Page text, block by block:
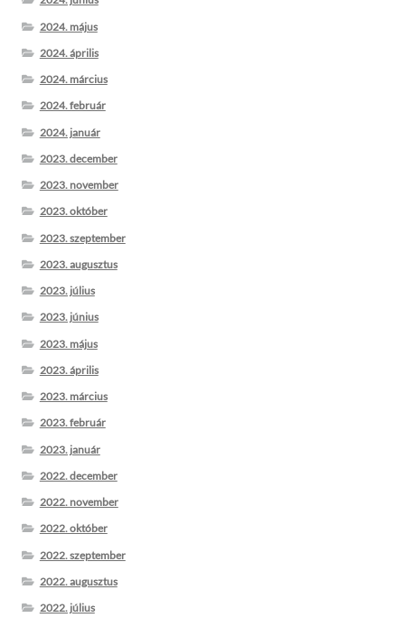
2024. május
2024. április
2024. március
2024. február
2024. január
2023. december
2023. november
2023. október
2023. szeptember
2023. augusztus
2023. július
2023. június
2023. május
2023. április
2023. március
2023. február
2023. január
2022. december
2022. november
2022. október
2022. szeptember
2022. augusztus
2022. július